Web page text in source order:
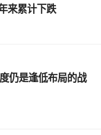
来累计下跌
仍是逢低布局的战